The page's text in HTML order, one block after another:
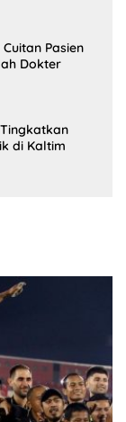
Pasien
Dokter
di Kaltim